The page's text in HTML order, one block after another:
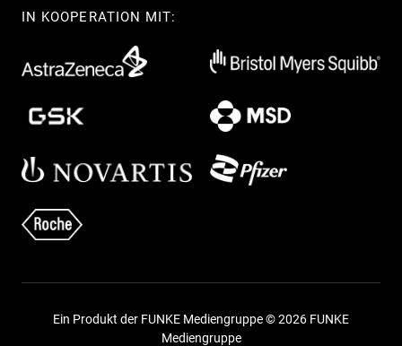
IN KOOPERATION MIT:
Ein Produkt der FUNKE Mediengruppe © 2026 FUNKE
Mediengruppe